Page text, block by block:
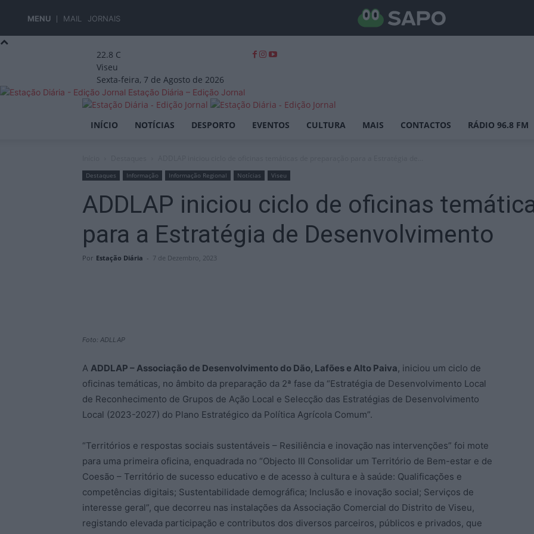
MENU MAIL JORNAIS
22.8 C
Viseu
Sexta-feira, 7 de Agosto de 2026
Estação Diária – Edição Jornal
INÍCIO NOTÍCIAS DESPORTO EVENTOS CULTURA MAIS CONTACTOS RÁDIO 96.8 FM
Destaques Informação Informação Regional Notícias Viseu
ADDLAP iniciou ciclo de oficinas
para a Estratégia de Desenvolvimento
Por Estação Diária - 7 de Dezembro, 2023
Foto: ADLLAP
A ADDLAP – Associação de Desenvolvimento do Dão, Lafões e Alto Paiva, iniciou um ciclo de
oficinas temáticas, no âmbito da preparação da 2ª fase da “Estratégia de Desenvolvimento Local
de Reconhecimento de Grupos de Ação Local e Selecção das Estratégias de Desenvolvimento
Local (2023-2027) do Plano Estratégico da Política Agrícola Comum”.
“Territórios e respostas sociais sustentáveis – Resiliência e inovação nas intervenções” foi mote
para uma primeira oficina, enquadrada no “Objecto III Consolidar um Território de Bem-estar e de
Coesão – Território de sucesso educativo e de acesso à cultura e à saúde: Qualificações e
competências digitais; Sustentabilidade demográfica; Inclusão e inovação social; Serviços de
interesse geral”, que decorreu nas instalações da Associação Comercial do Distrito de Viseu,
registando elevada participação e contributos dos diversos parceiros, públicos e privados, que